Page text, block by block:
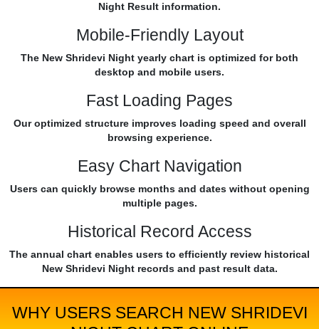
Night Result information.
Mobile-Friendly Layout
The New Shridevi Night yearly chart is optimized for both
desktop and mobile users.
Fast Loading Pages
Our optimized structure improves loading speed and overall
browsing experience.
Easy Chart Navigation
Users can quickly browse months and dates without opening
multiple pages.
Historical Record Access
The annual chart enables users to efficiently review historical
New Shridevi Night records and past result data.
WHY USERS SEARCH NEW SHRIDEVI